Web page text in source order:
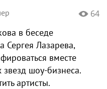
64
в беседе
Сергея Лазарева,
вместе
шоу-бизнеса.
артисты.